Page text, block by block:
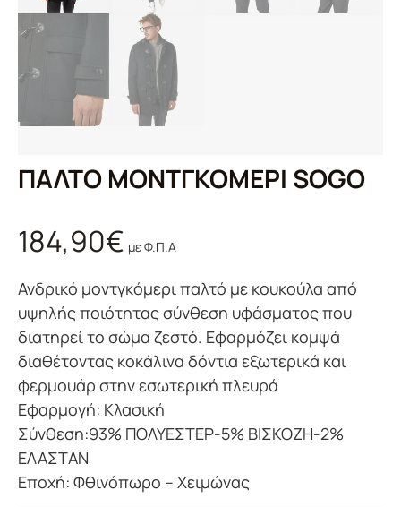
ΠΑΛΤΟ ΜΟΝΤΓΚΟΜΕΡΙ SOGO
184,90€ με Φ.Π.Α
Ανδρικό μοντγκόμερι παλτό με κουκούλα από
υψηλής ποιότητας σύνθεση υφάσματος που
διατηρεί το σώμα ζεστό. Εφαρμόζει κομψά
διαθέτοντας κοκάλινα δόντια εξωτερικά και
φερμουάρ στην εσωτερική πλευρά
Εφαρμογή: Κλασική
Σύνθεση:93% ΠΟΛΥΕΣΤΕΡ-5% ΒΙΣΚΟΖΗ-2%
ΕΛΑΣΤΑΝ
Εποχή: Φθινόπωρο – Χειμώνας